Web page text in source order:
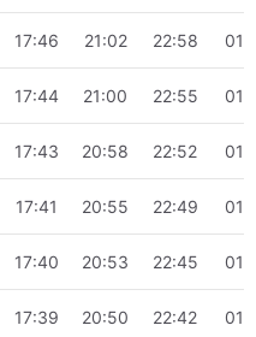
17:46 21:02 22:58
17:44 21:00 22:55
17:43 20:58 22:52
17:41 20:55 22:49
17:40 20:53 22:45
17:39 20:50 22:42